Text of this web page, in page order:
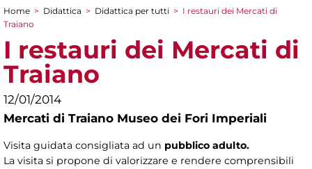
Tu sei qui
Home > Didattica > Didattica per tutti > I restauri dei Mercati di
Traiano
I restauri dei Mercati di
Traiano
12/01/2014
Mercati di Traiano Museo dei Fori Imperiali
Visita guidata consigliata ad un pubblico adulto.
La visita si propone di valorizzare e rendere comprensibili